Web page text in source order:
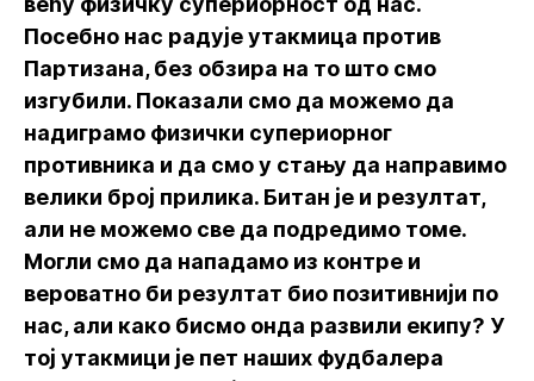
Посебно нас радује утакмица против
Партизана, без обзира на то што смо
изгубили. Показали смо да можемо да
надиграмо физички супериорног
противника и да смо у стању да направимо
велики број прилика. Битан је и резултат,
али не можемо све да подредимо томе.
Могли смо да нападамо из контре и
вероватно би резултат био позитивнији по
нас, али како бисмо онда развили екипу? У
тој утакмици је пет наших фудбалера